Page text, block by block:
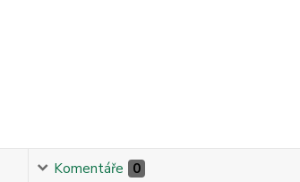
Komentáře 0